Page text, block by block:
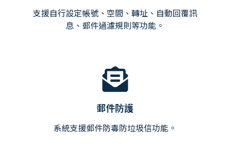
支援自行設定帳號、空間、轉址、自動回覆訊
息、郵件過濾規則等功能。
郵件防護
系統支援郵件防毒防垃圾信功能。